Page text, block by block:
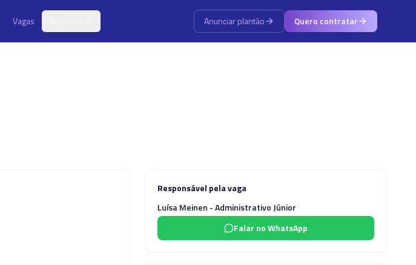
Vagas Anunciar plantão Quero contratar
Responsável pela vaga
Luísa Meinen - Administrativo Júnior
Falar no WhatsApp